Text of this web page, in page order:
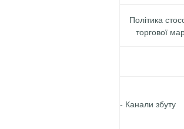
Політика
торгової
- Канали збуту